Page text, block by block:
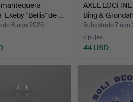
mantequera
Ekeby "Bellis" de …
8 ago 2026
AXEL
Bing &
Subastado 7 ago
7 pujas
44 USD